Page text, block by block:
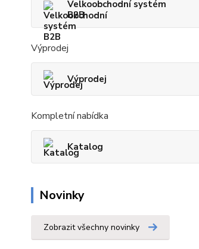
Velkoobchodní systém
B2B
Výprodej
Výprodej
Kompletní nabídka
Katalog
Novinky
Zobrazit všechny novinky